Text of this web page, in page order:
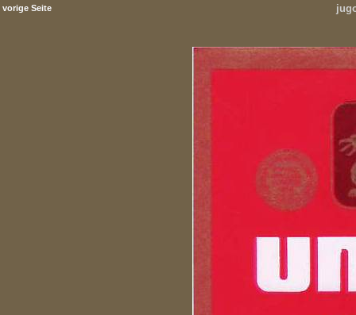
vorige Seite